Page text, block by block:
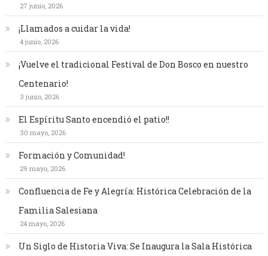
27 junio, 2026
¡Llamados a cuidar la vida!
4 junio, 2026
¡Vuelve el tradicional Festival de Don Bosco en nuestro
Centenario!
3 junio, 2026
El Espíritu Santo encendió el patio!!
30 mayo, 2026
Formación y Comunidad!
29 mayo, 2026
Confluencia de Fe y Alegría: Histórica Celebración de la
Familia Salesiana
24 mayo, 2026
Un Siglo de Historia Viva: Se Inaugura la Sala Histórica